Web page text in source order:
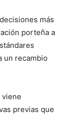
más
porteña a
un recambio
viene
previas que